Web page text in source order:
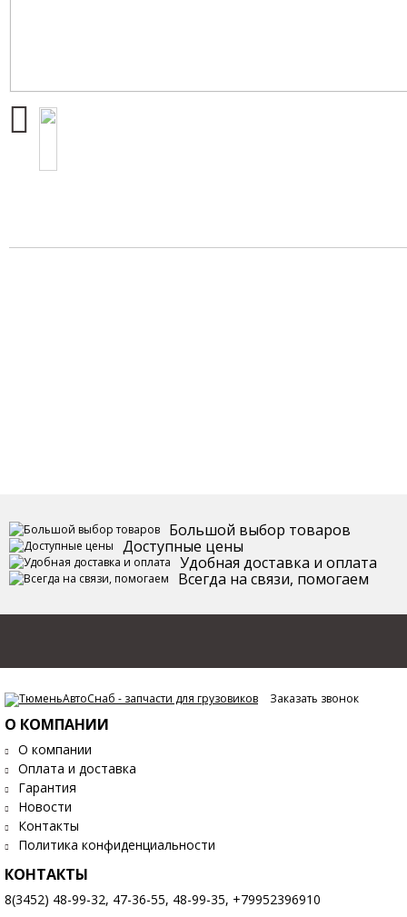
Большой выбор товаров
Доступные цены
Удобная доставка и оплата
Всегда на связи, помогаем
Заказать звонок
О КОМПАНИИ
О компании
Оплата и доставка
Гарантия
Новости
Контакты
Политика конфиденциальности
КОНТАКТЫ
8(3452) 48-99-32, 47-36-55, 48-99-35, +79952396910